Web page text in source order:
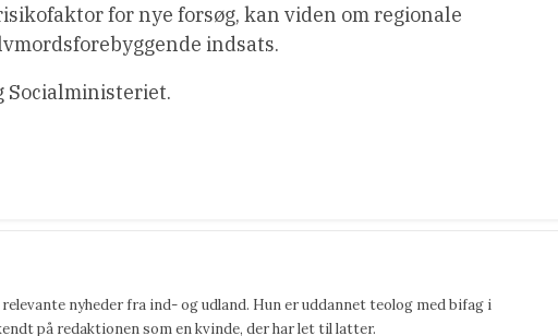
for nye forsøg, kan viden om regionale
indsats.
Socialministeriet.
nyheder fra ind- og udland. Hun er uddannet teolog med bifag i
på redaktionen som en kvinde, der har let til latter.